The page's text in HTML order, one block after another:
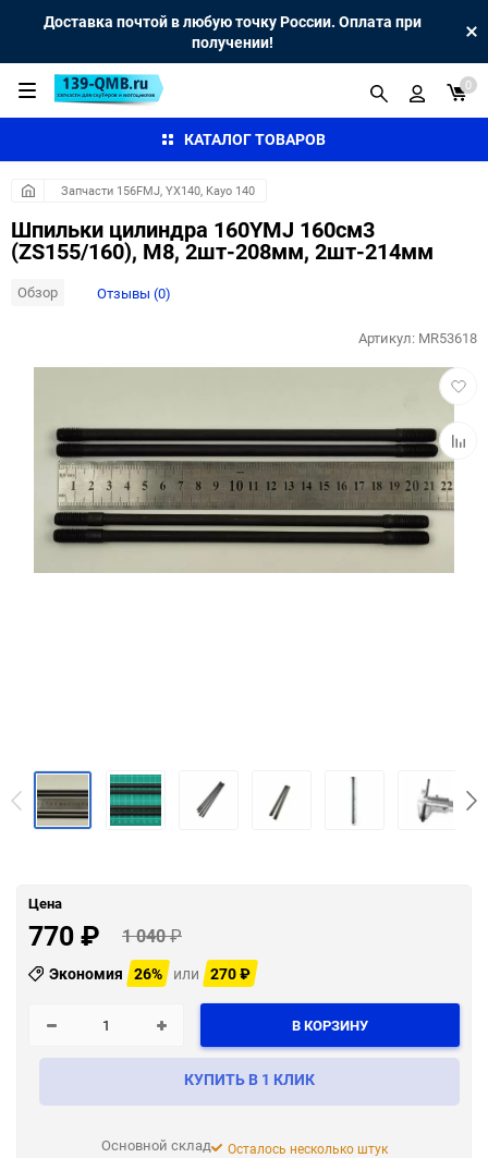
Доставка почтой в любую точку России. Оплата при
получении!
КАТАЛОГ ТОВАРОВ
0
Запчасти 156FMJ, YX140, Kayo 140
Шпильки цилиндра 160YMJ 160см3
(ZS155/160), M8, 2шт-208мм, 2шт-214мм
Обзор Отзывы (0)
в
к
Артикул: MR53618
Цена
770₽ 1 040₽
Экономия 26% или 270₽
В КОРЗИНУ
КУПИТЬ В 1 КЛИК
Основной склад Осталось несколько штук